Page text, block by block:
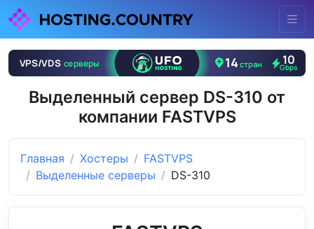
Выделенный сервер DS-310 от
компании FASTVPS
Главная Хостеры
FASTVPS
Выделенные серверы
DS-310